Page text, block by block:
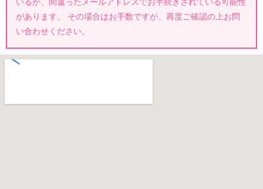
いるか、間違ったメールアドレスでお手続きされている可能性
があります。 その場合はお手数ですが、再度ご確認の上お問
い合わせください。